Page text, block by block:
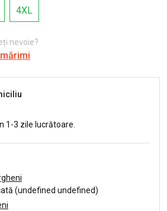
4XL
nevoie?
1-3 zile lucrătoare.
(undefined undefined)